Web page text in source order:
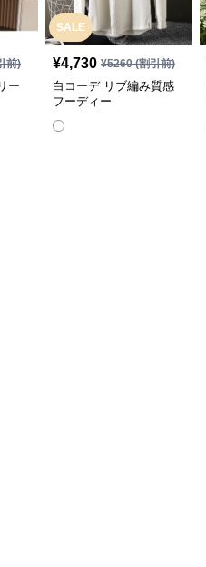
前)
ー
SALE
¥4,730 ¥5260(割引前)
白コーデ リブ編み質感
フーディー